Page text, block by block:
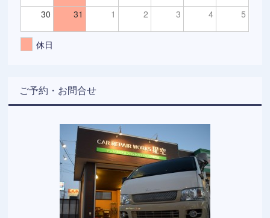
30 31 1 2 3 4 5
休日
ご予約・お問合せ